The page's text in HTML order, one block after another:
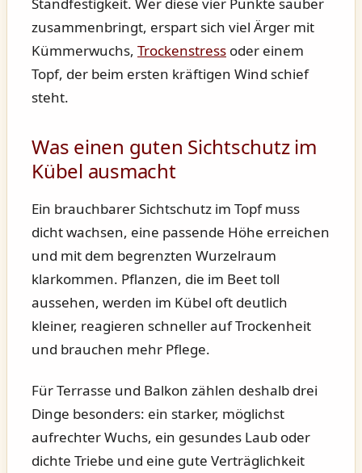
Standfestigkeit. Wer diese vier Punkte sauber
zusammenbringt, erspart sich viel Ärger mit
Kümmerwuchs, Trockenstress oder einem
Topf, der beim ersten kräftigen Wind schief
steht.
Was einen guten Sichtschutz im
Kübel ausmacht
Ein brauchbarer Sichtschutz im Topf muss
dicht wachsen, eine passende Höhe erreichen
und mit dem begrenzten Wurzelraum
klarkommen. Pflanzen, die im Beet toll
aussehen, werden im Kübel oft deutlich
kleiner, reagieren schneller auf Trockenheit
und brauchen mehr Pflege.
Für Terrasse und Balkon zählen deshalb drei
Dinge besonders: ein starker, möglichst
aufrechter Wuchs, ein gesundes Laub oder
dichte Triebe und eine gute Verträglichkeit